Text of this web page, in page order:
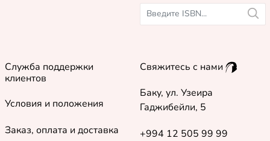
Служба поддержки
клиентов
Условия и положения
Заказ, оплата и доставка
Свяжитесь с нами
Баку, ул. Узеира
Гаджибейли, 5
+994 12 505 99 99